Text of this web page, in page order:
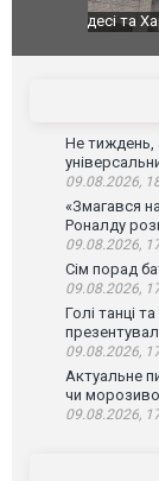
У
Не тиждень,
09.08.2026,
«Змагався
Роналду
09.08.2026,
Сім порад
09.08.2026,
Голі танці
09.08.2026,
Актуальне
чи
09.08.2026,